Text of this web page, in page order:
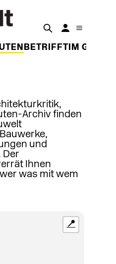
BETRIFFT IM
Archiv finden
und
Der
Ihnen
was mit wem
📍